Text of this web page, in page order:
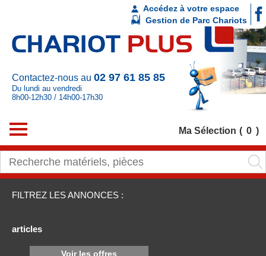
Contactez-nous au 02 97 61 85 85
Du lundi au vendredi
8h00-12h30 / 14h00-17h30
Accédez à votre espace
Gestion de Parc Chariots
Ma Sélection 0
FILTREZ LES ANNONCES :
articles
Voir les offres